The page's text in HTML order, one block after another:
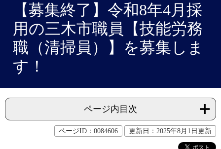
【募集終了】令和8年4月採
用の三木市職員【技能労務
職（清掃員）】を募集しま
す！
ページ内目次
ページID：0084606 更新日：2025年8月1日更新